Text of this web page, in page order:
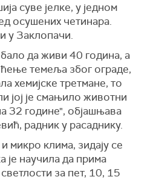
суве јелке, у једном
осушених четинара.
у Заклопачи.
да живи 40 година, а
темеља због ограде,
хемијске третмане, то
јој је смањило животни
32 године", објашњава
радник у расаднику.
микро клима, зидају се
је научила да прима
за пет, 10, 15